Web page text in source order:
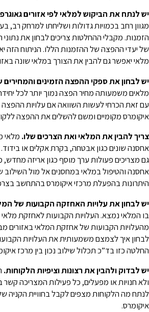
יש לנתח את הביקוש למלאי לפי אזורים
מגוון רחב בכמויות גדולות ושליחתו למרחק רב,
הזמנות. מקבלי ההחלטות צריכים לבחון את נתוני
של יעדי ההפצה של ההזמנות הללו. הניתוח הזה
מלאי יאפשר גם להבין את הצורך במלאי שונה
יש לבחון את ספקי ההפצה הזמינים והמחירים
מלאים משמעותה מחיר הפצה נמוך יותר לכל
עם זאת הכרחי לעשות השוואה אם עלויות
איקומרס מקומיים ומשם להשלים את ההפצה
צריך להבין את המלאי ואת הצרכים שלו. מלאי
אחסנה שונים כגון אבטחה, בקרת אקלים או
גם מצריכים פעולות ערך מוסף כגון אריזה
אחסנה והטיפול במלאי במחסנים אל מול
היתרונות בהפעלת מרכזי איקומרס בהתחשב
יש לבחון את עלויות האחזקה הקבועות של
בו המלאי נמצא. העלויות הקבועות לאחזקת מלאי
מהעלויות הקבועות של אחזקת המלאי באזורים
החלטה כזו בד”כ תכלול שילוב נכון בין מרכז
יש לבדוק ולהבין את רצונות וציפיות הלקוחות.
ולא חנויות או מפעלים, כל פעילות המצריכה קשר
לנתח מה הלקוחות מצפים לקבל בחוויית
איקומרס.